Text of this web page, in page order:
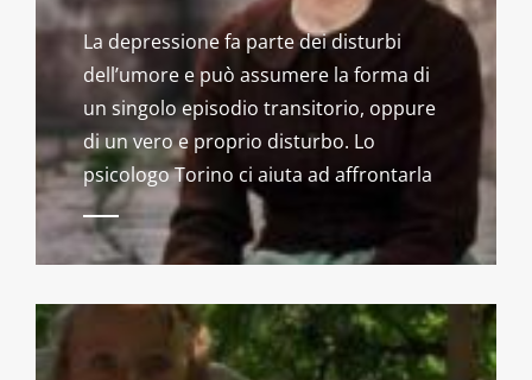
La depressione fa parte dei disturbi
dell’umore e può assumere la forma di
un singolo episodio transitorio, oppure
di un vero e proprio disturbo. Lo
psicologo Torino ci aiuta ad affrontarla